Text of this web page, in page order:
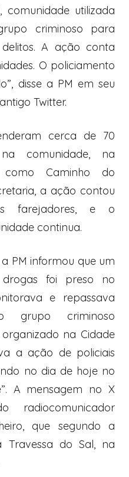
comunidade utilizada
criminoso para
A ação conta
O policiamento
disse a PM em seu
Twitter.
cerca de 70
comunidade, na
como Caminho do
a ação contou
farejadores, e o
continua.
PM informou que um
foi preso no
e repassava
grupo criminoso
na Cidade
a ação de policiais
no dia de hoje no
A mensagem no X
que segundo a
Travessa do Sal, na